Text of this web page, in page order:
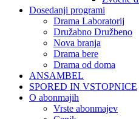
Dosedanji programi
Drama Laboratorij
Družabno Družbeno
Nova branja
Drama bere
Drama od doma
ANSAMBEL
SPORED IN VSTOPNICE
O abonmajih
Vrste abonmajev